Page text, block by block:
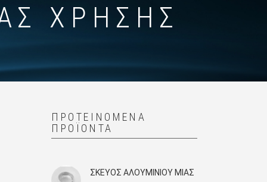
ΧΡΉΣΗΣ
ΠΡΟΤΕΙΝΌΜΕΝΑ
ΠΡΟΪΌΝΤΑ
ΣΚΕΎΟΣ ΑΛΟΥΜΙΝΊΟΥ ΜΙΑΣ